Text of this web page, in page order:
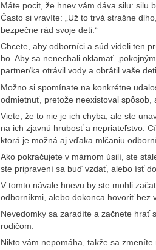
Máte pocit, že hnev vám dáva silu: silu
Často si vravíte: „Už to trvá strašne
bezpečne rád svoje deti.“
Chcete, aby odborníci a súd videli ten
ho. Aby sa nenechali oklamať
partner/ka otrávil vody a obrátil vaše
Možno si spomínate na konkrétne
odmietnuť, pretože neexistoval
Viete, že to nie je ich chyba, ale ste
na ich zjavnú hrubosť a nepriateľstvo.
ktorá je možná aj vďaka mlčaniu
Ako pokračujete v márnom úsilí, ste
ste pripravení sa buď vzdať, alebo ísť
V tomto návale hnevu by ste mohli
odborníkmi, alebo dokonca hovoriť bez
Nevedomky sa zaradíte a začnete hrať
rodičom.
Nikto vám nepomáha, takže sa